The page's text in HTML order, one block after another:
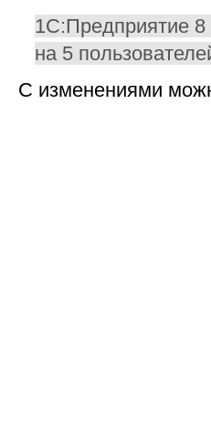
1С:Предприятие
на 5
С изменениями